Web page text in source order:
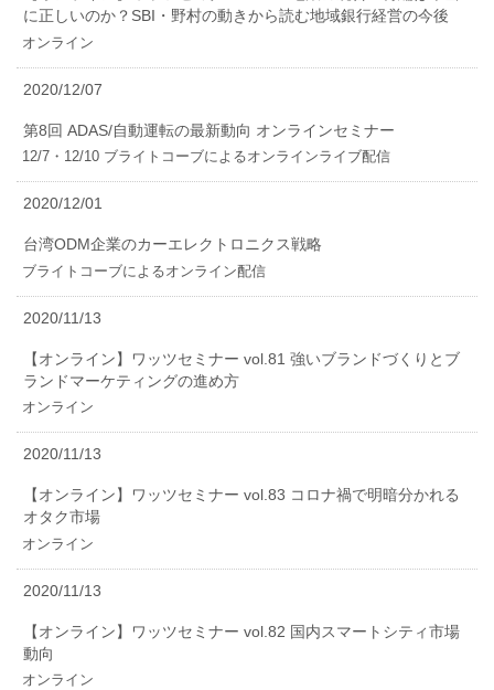
に正しいのか？SBI・野村の動きから読む地域銀行経営の今後
オンライン
2020/12/07
第8回 ADAS/自動運転の最新動向 オンラインセミナー
12/7・12/10 ブライトコーブによるオンラインライブ配信
2020/12/01
台湾ODM企業のカーエレクトロニクス戦略
ブライトコーブによるオンライン配信
2020/11/13
【オンライン】ワッツセミナー vol.81 強いブランドづくりとブ
ランドマーケティングの進め方
オンライン
2020/11/13
【オンライン】ワッツセミナー vol.83 コロナ禍で明暗分かれる
オタク市場
オンライン
2020/11/13
【オンライン】ワッツセミナー vol.82 国内スマートシティ市場
動向
オンライン